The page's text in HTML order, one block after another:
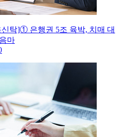
탁]① 은행권 5조 육박, 치매 대
마